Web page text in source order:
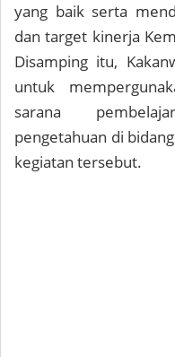
yang baik serta
dan target kinerja
Disamping itu,
untuk
sarana
pengetahuan di
kegiatan tersebut.